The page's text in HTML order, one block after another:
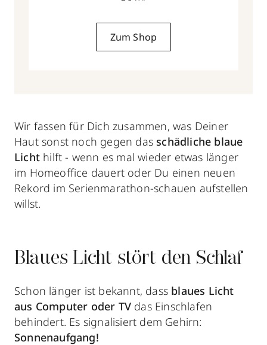
Zum Shop
Wir fassen für Dich zusammen, was Deiner
Haut sonst noch gegen das schädliche blaue
Licht hilft - wenn es mal wieder etwas länger
im Homeoffice dauert oder Du einen neuen
Rekord im Serienmarathon-schauen aufstellen
willst.
Blaues Licht stört den Schlaf
Schon länger ist bekannt, dass blaues Licht
aus Computer oder TV das Einschlafen
behindert. Es signalisiert dem Gehirn:
Sonnenaufgang!